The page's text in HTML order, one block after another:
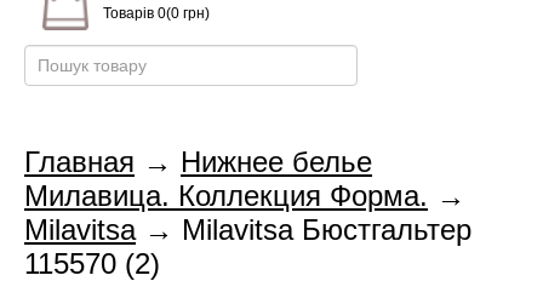
Товарів 0(0 грн)
Главная → Нижнее белье
Милавица. Коллекция Форма. →
Milavitsa→ Milavitsa Бюстгальтер
115570 (2)